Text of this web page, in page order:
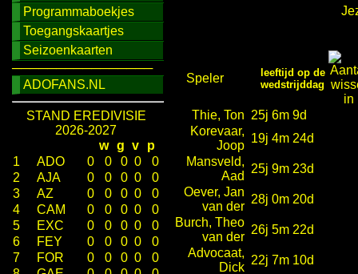
Programmaboekjes
Toegangskaartjes
Seizoenkaarten
────────────────
ADOFANS.NL
STAND EREDIVISIE
2026-2027
w g v
p
1
ADO 0 0 0 0
0
2
AJA 0 0 0 0
0
3
AZ 0 0 0 0
0
4
CAM 0 0 0 0
0
5
EXC 0 0 0 0
0
6
FEY 0 0 0 0
0
7
FOR 0 0 0 0
0
Speler
leeftijd op de
wedstrijddag
Thie, Ton 25j 6m 9d
Korevaar,
Joop
19j 4m 24d
Mansveld,
Aad
25j 9m 23d
Oever, Jan
van der
28j 0m 20d
Burch, Theo
van der
26j 5m 22d
Advocaat,
Dick
22j 7m 10d